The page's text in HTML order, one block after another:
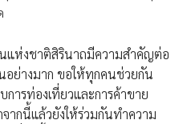
แห่งชาติสิรินาถมีความสำคัญต่อ
อย่างมาก ขอให้ทุกคนช่วยกัน
ารท่องเที่ยวและการค้าขาย
ากนี้แล้วยังให้ร่วมกันทำความ